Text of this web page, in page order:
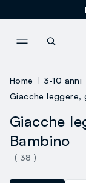
Home 3-10 anni
Giacche leggere,
Giacche
Bambino
( 38 )